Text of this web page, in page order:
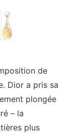
de
Dior a pris sa
plongée
– la
plus